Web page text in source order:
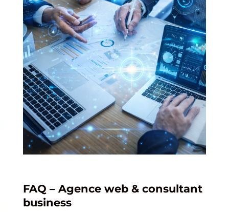
FAQ – Agence web & consultant
business